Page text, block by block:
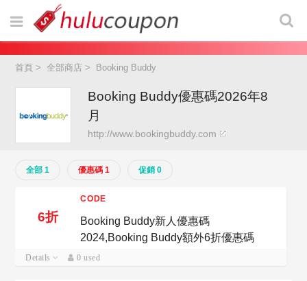
首頁 >全部商店 > Booking Buddy
Booking Buddy優惠碼2026年8
月
http://www.bookingbuddy.com
全部 1 優惠碼 1 促銷 0
6折
CODE
Booking Buddy新人優惠碼
2024,Booking Buddy額外6折優惠碼
Details 0 used